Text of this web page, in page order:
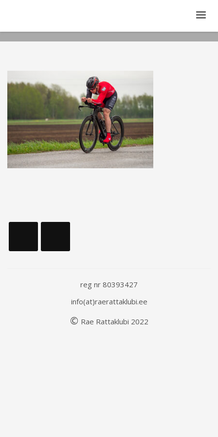
reg nr 80393427
info(at)raerattaklubi.ee
© Rae Rattaklubi 2022